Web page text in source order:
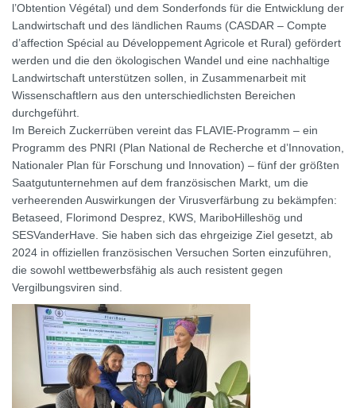
l’Obtention Végétal) und dem Sonderfonds für die Entwicklung der
Landwirtschaft und des ländlichen Raums (CASDAR – Compte
d’affection Spécial au Développement Agricole et Rural) gefördert
werden und die den ökologischen Wandel und eine nachhaltige
Landwirtschaft unterstützen sollen, in Zusammenarbeit mit
Wissenschaftlern aus den unterschiedlichsten Bereichen
durchgeführt.
Im Bereich Zuckerrüben vereint das FLAVIE-Programm – ein
Programm des PNRI (Plan National de Recherche et d’Innovation,
Nationaler Plan für Forschung und Innovation) – fünf der größten
Saatgutunternehmen auf dem französischen Markt, um die
verheerenden Auswirkungen der Virusverfärbung zu bekämpfen:
Betaseed, Florimond Desprez, KWS, MariboHilleshög und
SESVanderHave. Sie haben sich das ehrgeizige Ziel gesetzt, ab
2024 in offiziellen französischen Versuchen Sorten einzuführen,
die sowohl wettbewerbsfähig als auch resistent gegen
Vergilbungsviren sind.